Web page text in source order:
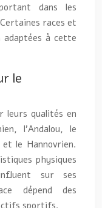
dans les
races et
adaptées à cette
le
leurs qualités en
l’Andalou, le
le Hannovrien.
physiques
sur ses
dépend des
sportifs.